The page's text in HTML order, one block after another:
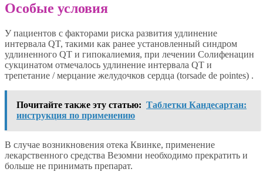
Особые условия
У пациентов с факторами риска развития удлинение
интервала QT, такими как ранее установленный синдром
удлиненного QT и гипокалиемия, при лечении Солифенацин
сукцинатом отмечалось удлинение интервала QT и
трепетание / мерцание желудочков сердца (torsade de pointes) .
Почитайте также эту статью: Таблетки Кандесартан:
инструкция по применению
В случае возникновения отека Квинке, применение
лекарственного средства Везомни необходимо прекратить и
больше не принимать препарат.